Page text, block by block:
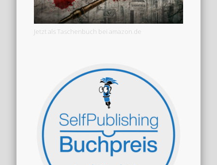
Jetzt als Taschenbuch bei amazon.de